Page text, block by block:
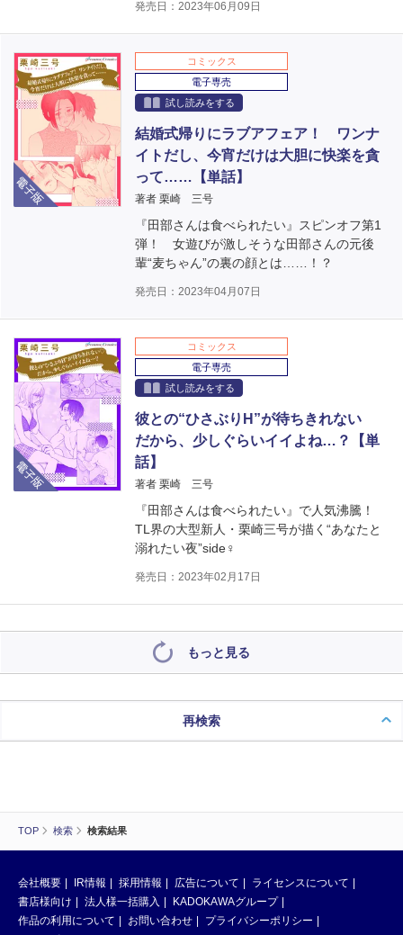
TOP 検索 検索結果
発売日：2023年06月09日
電子版
コミックス
電子専売
試し読みをする
結婚式帰りにラブアフェア！ ワンナ
イトだし、今宵だけは大胆に快楽を貪
って……【単話】
著者 栗崎 三号
『田部さんは食べられたい』スピンオフ第1
弾！ 女遊びが激しそうな田部さんの元後
輩“麦ちゃん”の裏の顔とは……！？
発売日：2023年04月07日
電子版
コミックス
電子専売
試し読みをする
彼との“ひさぶりH”が待ちきれない
だから、少しぐらいイイよね…？【単
話】
著者 栗崎 三号
『田部さんは食べられたい』で人気沸騰！
TL界の大型新人・栗崎三号が描く“あなたと
溺れたい夜”side♀
発売日：2023年02月17日
もっと見る
再検索
会社概要 IR情報 採用情報 広告について
ライセンスについて
書店様向け
法人様一括購入
KADOKAWAグループ
作品の利用について
お問い合わせ
プライバシーポリシー